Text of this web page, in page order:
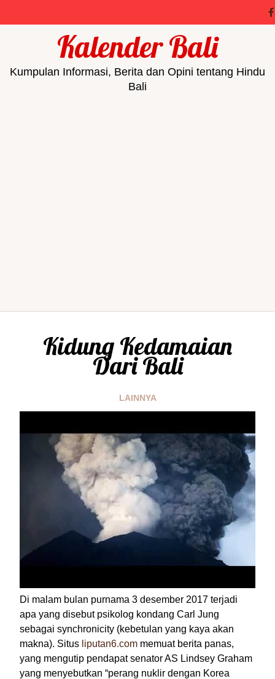
Kalender Bali
Kumpulan Informasi, Berita dan Opini tentang Hindu
Bali
Kidung Kedamaian
Dari Bali
LAINNYA
Di malam bulan purnama 3 desember 2017 terjadi
apa yang disebut psikolog kondang Carl Jung
sebagai synchronicity (kebetulan yang kaya akan
makna). Situs liputan6.com memuat berita panas,
yang mengutip pendapat senator AS Lindsey Graham
yang menyebutkan “perang nuklir dengan Korea